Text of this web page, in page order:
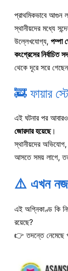
প্রাথমিকভাবে আগুন
স্থানীয়দের মধ্যে
উল্লেখযোগ্য, পম্পা
কংগ্রেসের নির্বাচিত
থেকে দূরে সরে
🚒 ফায়ার
এই ঘটনার পর
জোরদার হয়েছে।
স্থানীয়দের
আসতে সময় লাগে,
⚠️ এখন
এই অগ্নিকাণ্ড কি
রয়েছে?
👉 তদন্তে নেমেছে